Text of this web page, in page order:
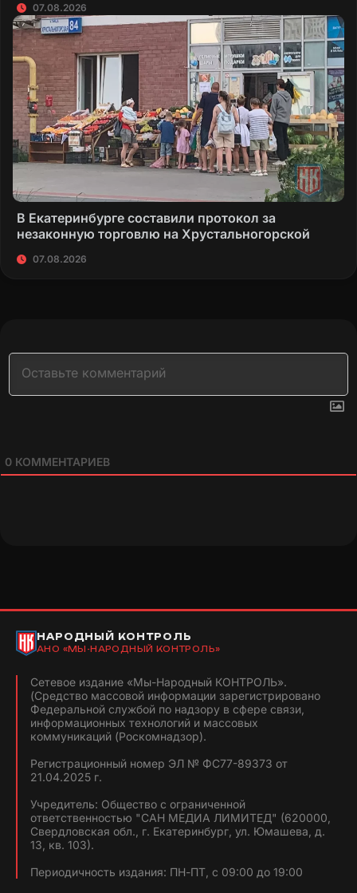
07.08.2026
В Екатеринбурге составили протокол за
незаконную торговлю на Хрустальногорской
07.08.2026
0 КОММЕНТАРИЕВ
НАРОДНЫЙ КОНТРОЛЬ
АНО «МЫ-НАРОДНЫЙ КОНТРОЛЬ»
Сетевое издание «Мы-Народный КОНТРОЛЬ».
(Средство массовой информации зарегистрировано
Федеральной службой по надзору в сфере связи,
информационных технологий и массовых
коммуникаций (Роскомнадзор).
Регистрационный номер ЭЛ № ФС77-89373 от
21.04.2025 г.
Учредитель: Общество с ограниченной
ответственностью "САН МЕДИА ЛИМИТЕД" (620000,
Свердловская обл., г. Екатеринбург, ул. Юмашева, д.
13, кв. 103).
Периодичность издания: ПН-ПТ, с 09:00 до 19:00